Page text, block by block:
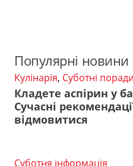
Популярні новини
Кулінарія, Суботні поради
Кладете аспірин у
Сучасні
відмовитися
Суботня інформація